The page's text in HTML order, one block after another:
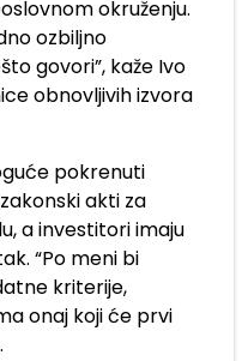
okruženju.
ozbiljno
govori”, kaže Ivo
obnovljivih izvora
pokrenuti
akti za
a investitori imaju
“Po meni bi
kriterije,
onaj koji će prvi